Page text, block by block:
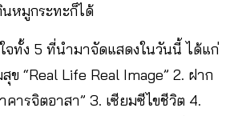
หมูกระทะก็ได้
จทั้ง 5 ที่นำมาจัดแสดงในวันนี้ ได้แก่
ข “Real Life Real Image” 2. ฝาก
คารจิตอาสา” 3. เซียมซีไขชีวิต 4.